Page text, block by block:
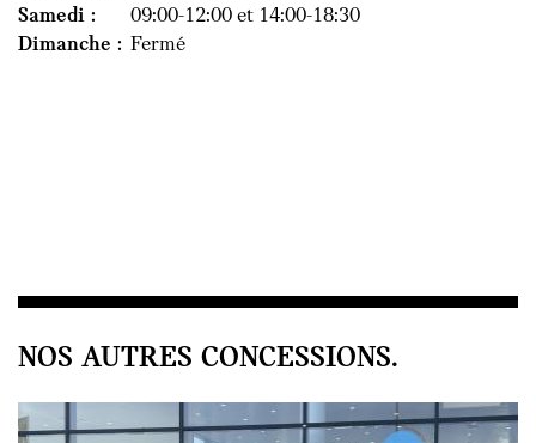
Samedi :
09:00-12:00 et 14:00-18:30
Dimanche : Fermé
NOS AUTRES CONCESSIONS.